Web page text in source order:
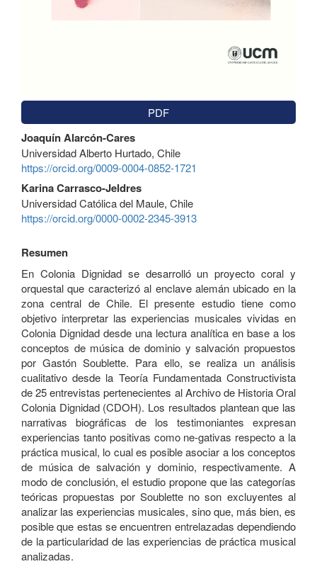
PDF
Contenido
principal
del
artículo
Joaquín Alarcón-Cares
Universidad Alberto Hurtado, Chile
https://orcid.org/0009-0004-0852-1721
Karina Carrasco-Jeldres
Universidad Católica del Maule, Chile
https://orcid.org/0000-0002-2345-3913
Resumen
En Colonia Dignidad se desarrolló un proyecto coral y
orquestal que caracterizó al enclave alemán ubicado en la
zona central de Chile. El presente estudio tiene como
objetivo interpretar las experiencias musicales vividas en
Colonia Dignidad desde una lectura analítica en base a los
conceptos de música de dominio y salvación propuestos
por Gastón Soublette. Para ello, se realiza un análisis
cualitativo desde la Teoría Fundamentada Constructivista
de 25 entrevistas pertenecientes al Archivo de Historia Oral
Colonia Dignidad (CDOH). Los resultados plantean que las
narrativas biográficas de los testimoniantes expresan
experiencias tanto positivas como ne-gativas respecto a la
práctica musical, lo cual es posible asociar a los conceptos
de música de salvación y dominio, respectivamente. A
modo de conclusión, el estudio propone que las categorías
teóricas propuestas por Soublette no son excluyentes al
analizar las experiencias musicales, sino que, más bien, es
posible que estas se encuentren entrelazadas dependiendo
de la particularidad de las experiencias de práctica musical
analizadas.